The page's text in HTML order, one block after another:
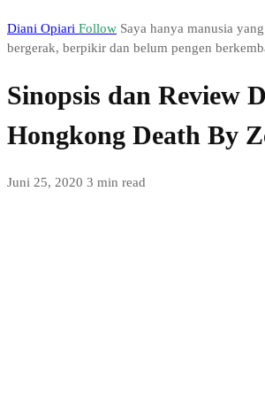
Diani Opiari Follow Saya hanya manusia
bergerak, berpikir dan belum pengen
Sinopsis dan Review
Hongkong Death By
Juni 25, 2020 3 min read